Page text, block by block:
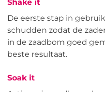
Shake it
De eerste stap in
schudden zodat de
in de zaadbom goed
beste resultaat.
Soak it